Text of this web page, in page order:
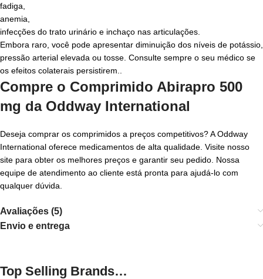
fadiga,
anemia,
infecções do trato urinário e inchaço nas articulações.
Embora raro, você pode apresentar diminuição dos níveis de potássio,
pressão arterial elevada ou tosse. Consulte sempre o seu médico se
os efeitos colaterais persistirem..
Compre o Comprimido Abirapro 500
mg da Oddway International
Deseja comprar os comprimidos a preços competitivos? A Oddway
International oferece medicamentos de alta qualidade. Visite nosso
site para obter os melhores preços e garantir seu pedido. Nossa
equipe de atendimento ao cliente está pronta para ajudá-lo com
qualquer dúvida.
Avaliações (5)
Envio e entrega
Top Selling Brands…